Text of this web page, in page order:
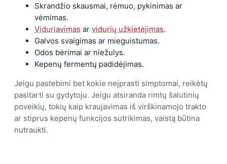
Skrandžio skausmai, rėmuo, pykinimas ar
vėmimas.
Viduriavimas ar vidurių užkietėjimas.
Galvos svaigimas ar mieguistumas.
Odos bėrimai ar niežulys.
Kepenų fermentų padidėjimas.
Jeigu pastebimi bet kokie neįprasti simptomai, reikėtų
pasitarti su gydytoju. Jeigu atsiranda rimtų šalutinių
poveikių, tokių kaip kraujavimas iš virškinamojo trakto
ar stiprus kepenų funkcijos sutrikimas, vaistą būtina
nutraukti.